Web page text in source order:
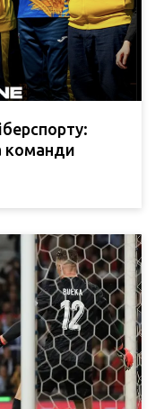
команди